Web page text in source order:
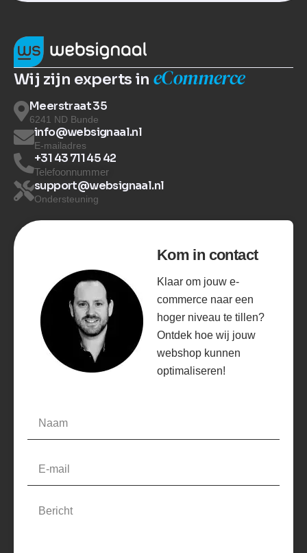
Wij zijn experts in eCommerce
Meerstraat 35
6241 ND Bunde
info@websignaal.nl
E-mailadres
+31 43 711 45 42
Telefoonnummer
support@websignaal.nl
Ondersteuning
Kom in contact
Klaar om jouw e-
commerce naar een
hoger niveau te tillen?
Ontdek hoe wij jouw
webshop kunnen
optimaliseren!